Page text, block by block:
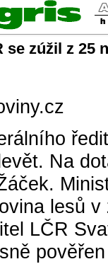
se zúžil z 25
Na
lesů
LČR